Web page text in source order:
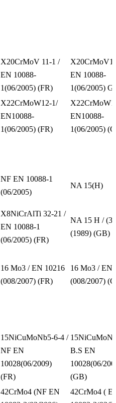
X20CrMoV 11-1 /
EN 10088-
1(06/2005) (FR)
EN 10088-
1(06/2005)
X22CrMoW12-1/
EN10088-
1(06/2005) (FR)
EN10088-
1(06/2005)
NF EN 10088-1
(06/2005)
NA 15(H)
X8NiCrAlTi 32-21 /
EN 10088-1
(06/2005) (FR)
NA 15 H /
(1989) (GB)
16 Mo3 / EN 10216
(008/2007) (FR)
16 Mo3 / EN
(008/2007)
15NiCuMoNb5-6-4 /
NF EN
10028(06/2009)
(FR)
B.S EN
10028(06/
(GB)
42CrMo4 (NF EN
42CrMo4 (